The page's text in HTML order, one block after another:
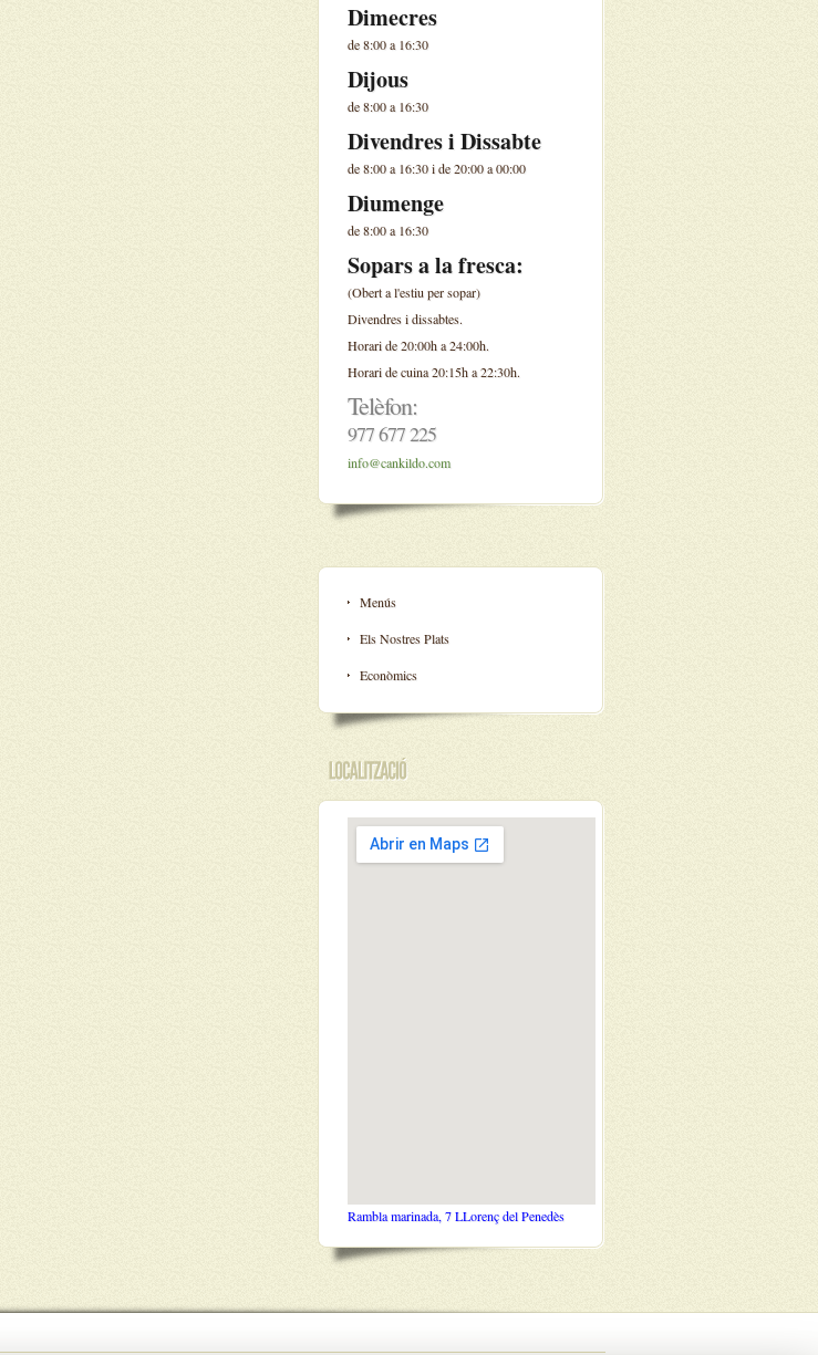
Dimecres
de 8:00 a 16:30
Dijous
de 8:00 a 16:30
Divendres i Dissabte
de 8:00 a 16:30 i de 20:00 a 00:00
Diumenge
de 8:00 a 16:30
Sopars a la fresca:
(Obert a l'estiu per sopar)
Divendres i dissabtes.
Horari de 20:00h a 24:00h.
Horari de cuina 20:15h a 22:30h.
Telèfon:
977 677 225
info@cankildo.com
Menús
Els Nostres Plats
Econòmics
Rambla marinada, 7 LLorenç del Penedès